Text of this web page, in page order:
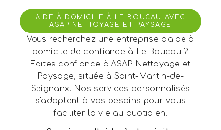
AIDE À DOMICILE À LE BOUCAU AVEC
ASAP NETTOYAGE ET PAYSAGE
Vous recherchez une entreprise d'aide à
domicile de confiance à Le Boucau ?
Faites confiance à ASAP Nettoyage et
Paysage, située à Saint-Martin-de-
Seignanx. Nos services personnalisés
s'adaptent à vos besoins pour vous
faciliter la vie au quotidien.